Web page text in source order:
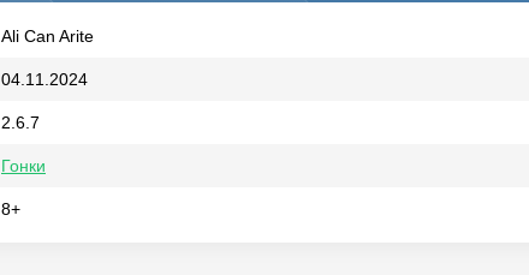
Ali Can Arite
04.11.2024
2.6.7
Гонки
8+